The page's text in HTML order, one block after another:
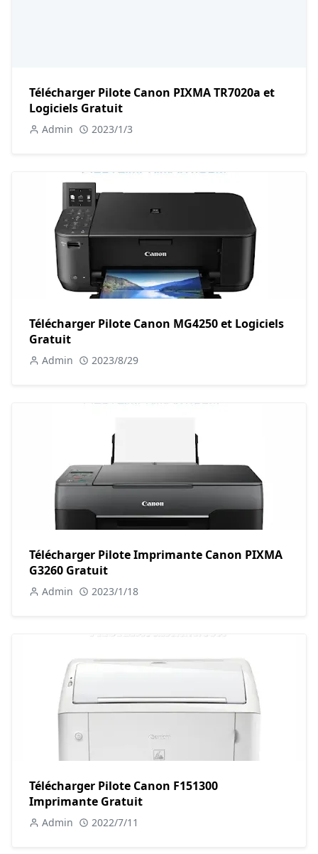
Télécharger Pilote Canon PIXMA TR7020a et
Logiciels Gratuit
Admin 2023/1/3
Télécharger Pilote Canon MG4250 et Logiciels
Gratuit
Admin 2023/8/29
Télécharger Pilote Imprimante Canon PIXMA
G3260 Gratuit
Admin 2023/1/18
Télécharger Pilote Canon F151300
Imprimante Gratuit
Admin 2022/7/11